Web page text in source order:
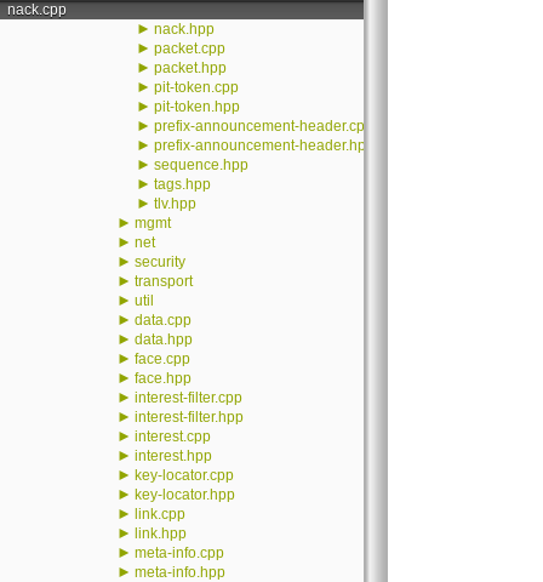
nack.cpp
► nack.hpp
► packet.cpp
► packet.hpp
► pit-token.cpp
► pit-token.hpp
► prefix-announcement-header.cpp
► prefix-announcement-header.hpp
► sequence.hpp
► tags.hpp
► tlv.hpp
► mgmt
► net
► security
► transport
► util
► data.cpp
► data.hpp
► face.cpp
► face.hpp
► interest-filter.cpp
► interest-filter.hpp
► interest.cpp
► interest.hpp
► key-locator.cpp
► key-locator.hpp
► link.cpp
► link.hpp
► meta-info.cpp
► meta-info.hpp